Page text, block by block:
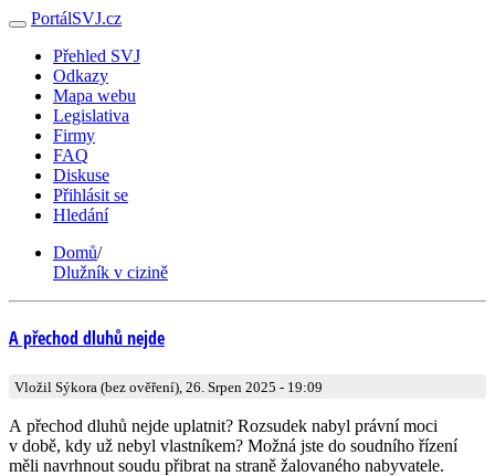
PortálSVJ.cz
Přehled SVJ
Odkazy
Mapa webu
Legislativa
Firmy
FAQ
Diskuse
Přihlásit se
Hledání
Domů/
Dlužník v cizině
A přechod dluhů nejde
Vložil Sýkora (bez ověření), 26. Srpen 2025 - 19:09
A přechod dluhů nejde uplatnit? Rozsudek nabyl právní moci
v době, kdy už nebyl vlastníkem? Možná jste do soudního řízení
měli navrhnout soudu přibrat na straně žalovaného nabyvatele.